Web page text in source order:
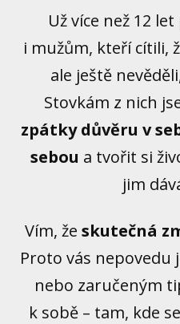
Už více než 12
i mužům, kteří cítili,
ale ještě
Stovkám z nich
zpátky důvěru v
sebou a tvořit si
jim
Vím, že skutečná
Proto vás nepovedu
nebo zaručeným
k sobě – tam, kde